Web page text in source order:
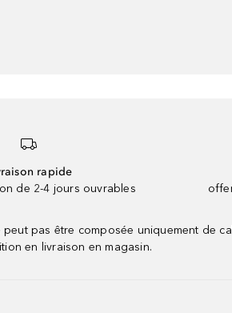
rapide
de 2-4 jours ouvrables
peut pas être composée uniquement de
en livraison en magasin.